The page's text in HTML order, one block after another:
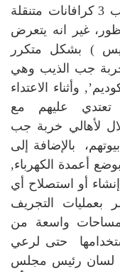
بحيث اقدم المستعمرون على نصب 3 كرافانات متنقلة
الناظور، غير انه يتعرض
) بشكل متكرر
جب الذيب وهي
وأثناء الاعتداء
تعتدي عليهم مع
لأهالي خربة جب
بالإضافة إلى
أعمدة الكهرباء,
إنشاء أو استصلاح أي
بعمليات التجريف
مساحات واسعة من
حتى لرعي
لسان رئيس مجلس